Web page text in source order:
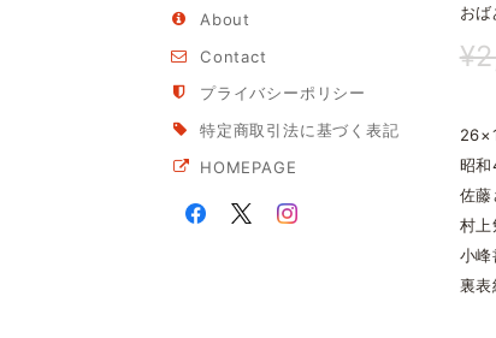
About
Contact
プライバシーポリシー
特定商取引法に基づく表記
HOMEPAGE
お
昭
佐藤
村上
小峰
裏